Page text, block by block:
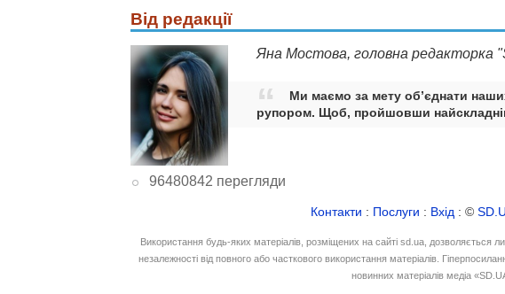
Від редакції
Яна Мостова, головна редакторка
Ми маємо за мету об’єднати
рупором. Щоб, пройшовши
96480842 перегляди
Контакти : Послуги : Вхід : ©
Використання будь-яких матеріалів, розміщених на сайті sd.ua,
незалежності від повного або часткового використання матеріалів.
новинних матеріалів медіа